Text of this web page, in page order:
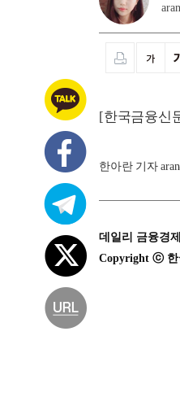
[한국금융신
한아란 기자
데일리 금융경
Copyright ⓒ 한